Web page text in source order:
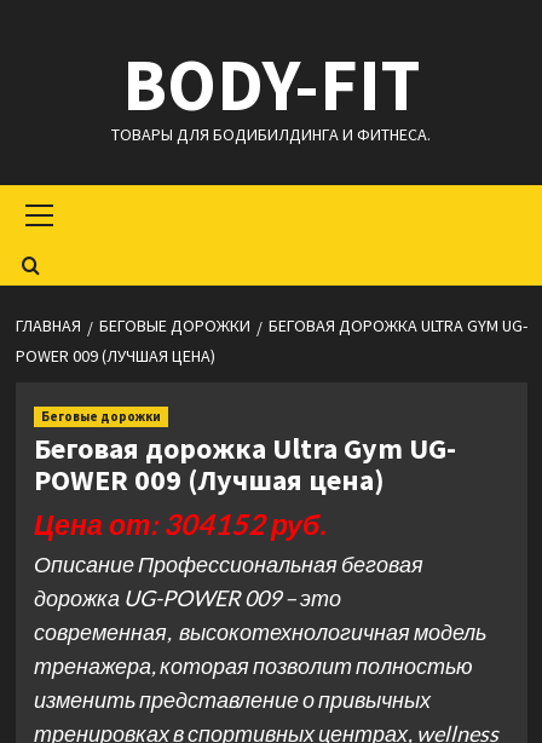
BODY-FIT
ТОВАРЫ ДЛЯ БОДИБИЛДИНГА И ФИТНЕСА.
меню
ГЛАВНАЯ БЕГОВЫЕ ДОРОЖКИ
БЕГОВАЯ ДОРОЖКА ULTRA GYM UG-
POWER 009 (ЛУЧШАЯ ЦЕНА)
Беговые дорожки
Беговая дорожка Ultra Gym UG-
POWER 009 (Лучшая цена)
Цена от: 304152 руб.
Описание Профессиональная беговая
дорожка UG-POWER 009 – это
современная, высокотехнологичная модель
тренажера, которая позволит полностью
изменить представление о привычных
тренировках в спортивных центрах, wellness